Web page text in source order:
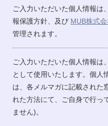
ご入力いただいた個人情報は
報保護方針、及び MUB株式
管理されます。
ご入力いただいた個人情報は
として使用いたします。個人
は、各メルマガに記載された
れた方法にて、ご自身で行っ
ません)。